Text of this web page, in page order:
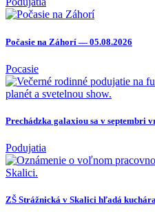
Počasie na Záhorí — 05.08.2026
Pocasie
Prechádzka galaxiou sa v septembri
Podujatia
ZŠ Strážnická v Skalici hľadá